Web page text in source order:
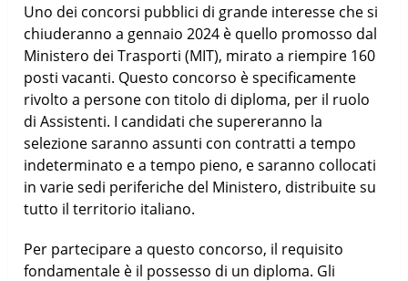
Uno dei concorsi pubblici di grande interesse che si
chiuderanno a gennaio 2024 è quello promosso dal
Ministero dei Trasporti (MIT), mirato a riempire 160
posti vacanti. Questo concorso è specificamente
rivolto a persone con titolo di diploma, per il ruolo
di Assistenti. I candidati che supereranno la
selezione saranno assunti con contratti a tempo
indeterminato e a tempo pieno, e saranno collocati
in varie sedi periferiche del Ministero, distribuite su
tutto il territorio italiano.
Per partecipare a questo concorso, il requisito
fondamentale è il possesso di un diploma. Gli